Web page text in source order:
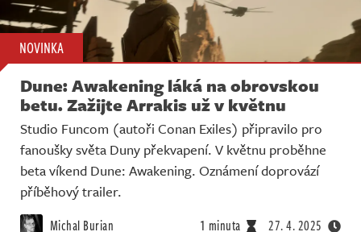
NOVINKA
Dune: Awakening láká na obrovskou
betu. Zažijte Arrakis už v květnu
Studio Funcom (autoři Conan Exiles) připravilo pro
fanoušky světa Duny překvapení. V květnu proběhne
beta víkend Dune: Awakening. Oznámení doprovází
příběhový trailer.
Michal Burian 1 minuta 27. 4. 2025